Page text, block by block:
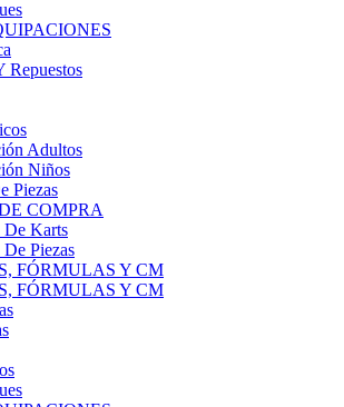
Repuestos
Adultos
Niños
Piezas
COMPRA
De Karts
Piezas
FÓRMULAS Y CM
FÓRMULAS Y CM